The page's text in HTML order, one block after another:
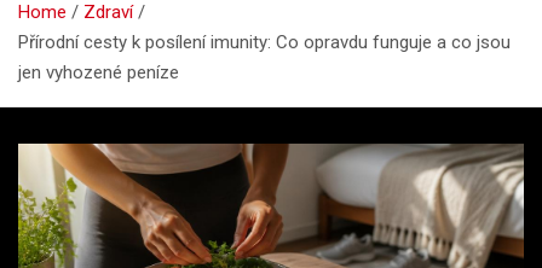
Home
Zdraví
Přírodní cesty k posílení imunity: Co opravdu funguje a co jsou
jen vyhozené peníze